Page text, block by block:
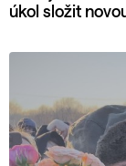
úkol složit